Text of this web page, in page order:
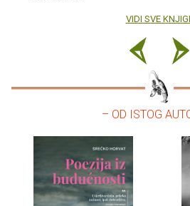
VIDI SVE
– OD ISTOG